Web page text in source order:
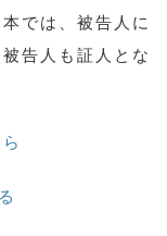
では、被告人に
告人も証人とな